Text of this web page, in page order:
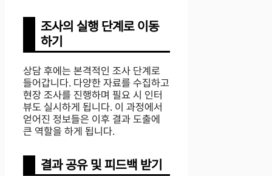
조사의 실행 단계로 이동
하기
상담 후에는 본격적인 조사 단계로
들어갑니다. 다양한 자료를 수집하고
현장 조사를 진행하며 필요 시 인터
뷰도 실시하게 됩니다. 이 과정에서
얻어진 정보들은 이후 결과 도출에
큰 역할을 하게 됩니다.
결과 공유 및 피드백 받기